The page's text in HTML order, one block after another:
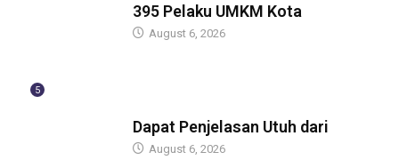
395 Pelaku UMKM Kota
August 6, 2026
5
Dapat Penjelasan Utuh dari
August 6, 2026